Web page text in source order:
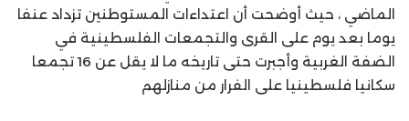
الماضي ، حيث أوضحت أن اعتداءات المستوطنين تزداد عنفا
يوما بعد يوم على القرى والتجمعات الفلسطينية في
الضفة الغربية وأجبرت حتى تاريخه ما لا يقل عن 16 تجمعا
سكانيا فلسطينيا على الفرار من منازلهم